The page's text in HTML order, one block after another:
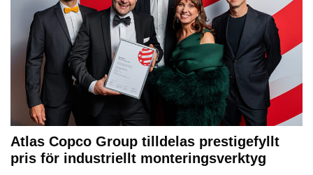
Atlas Copco Group tilldelas prestigefyllt
pris för industriellt monteringsverktyg